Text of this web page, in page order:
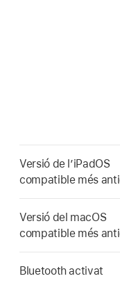
Versió de l’iPadOS
compatible més
Versió del macOS
compatible més
Bluetooth activat